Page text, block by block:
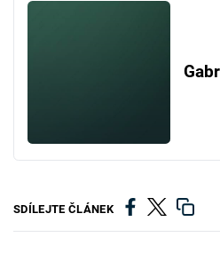
SDÍLEJTE ČLÁNEK